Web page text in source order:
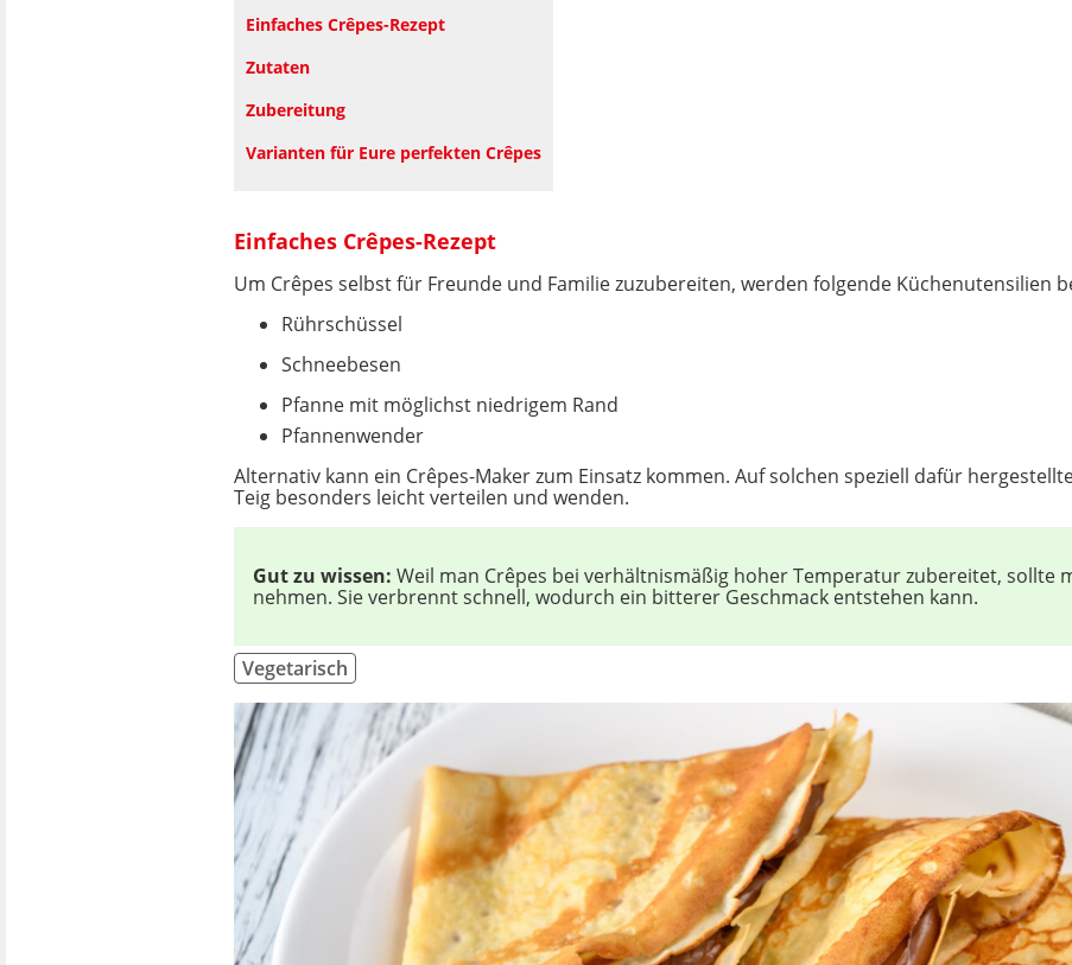
Einfaches Crêpes-Rezept
Zutaten
Zubereitung
Varianten für Eure perfekten Crêpes
Einfaches Crêpes-Rezept
Um Crêpes selbst für Freunde und Familie zuzubereiten, werden folgende Küchenutensilien
Rührschüssel
Schneebesen
Pfanne mit möglichst niedrigem Rand
Pfannenwender
Alternativ kann ein Crêpes-Maker zum Einsatz kommen. Auf solchen speziell dafür
Teig besonders leicht verteilen und wenden.
Gut zu wissen: Weil man Crêpes bei verhältnismäßig hoher Temperatur zubereitet, sollte
nehmen. Sie verbrennt schnell, wodurch ein bitterer Geschmack entstehen kann.
Vegetarisch